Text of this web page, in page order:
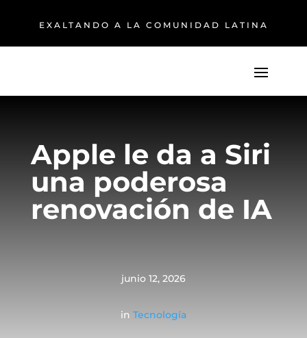
EXALTANDO A LA COMUNIDAD LATINA
Apple le da a Siri
una poderosa
renovación de IA
junio 12, 2026
in Tecnología